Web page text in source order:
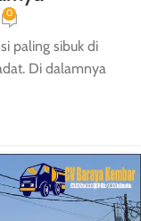
0
paling sibuk di
Di dalamnya